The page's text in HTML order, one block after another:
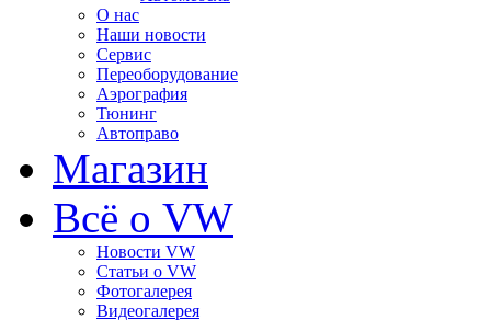
О нас
Наши новости
Сервис
Переоборудование
Аэрография
Тюнинг
Автоправо
Магазин
Всё о VW
Новости VW
Статьи o VW
Фотогалерея
Видеогалерея